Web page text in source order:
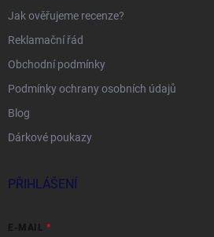
Jak ověřujeme recenze?
Reklamační řád
Obchodní podmínky
Podmínky ochrany osobních údajů
Blog
Dárkové poukazy
PŘIHLÁŠENÍ
E-MAIL